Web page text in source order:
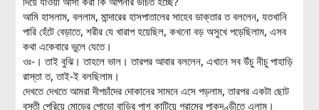
আমি হাসলাম, বললাম, মান্দারের হাসপাতালের সাহেব ডাক্তার ত বললেন, যতখানি
পারি হেঁটে বেড়াতে, শরীর যে খারাপ হয়েছিল, কখনো বড় অসুখে পড়েছিলাম, এসব
কথা একেবারে ভুলে যেতে।
ওঃ-। তাই বুঝি। তাহলে ভাল। তারপর আবার বললেন, এখানে সব উঁচু নীচু পাহাড়ি
রাস্তা ত, তাই-ই বলছিলাম।
দেখতে দেখতে আমরা দীপচাঁদের দোকানের সামনে এসে পড়লাম, তারপর একটা ছোট
বস্তী পেরিয়ে মোড়ের পোড়ো বাড়ির পাশ কাটিয়ে গ্রামের পাকদণ্ডীতে এলাম।